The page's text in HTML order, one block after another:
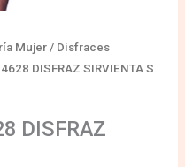
Mujer / Disfraces
DISFRAZ SIRVIENTA S
DISFRAZ